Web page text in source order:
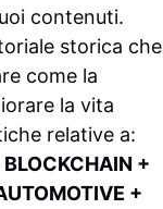
contenuti.
storica che
come la
la vita
relative a:
+
+